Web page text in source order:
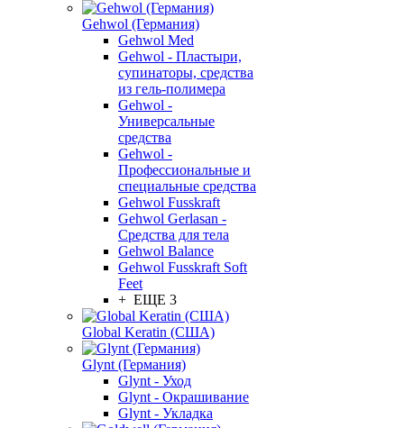
Gehwol (Германия)
Gehwol Med
Gehwol - Пластыри,
супинаторы, средства
из гель-полимера
Gehwol -
Универсальные
средства
Gehwol -
Профессиональные и
специальные средства
Gehwol Fusskraft
Gehwol Gerlasan -
Средства для тела
Gehwol Balance
Gehwol Fusskraft Soft
Feet
+ ЕЩЕ 3
Global Keratin (США)
Glynt (Германия)
Glynt - Уход
Glynt - Окрашивание
Glynt - Укладка